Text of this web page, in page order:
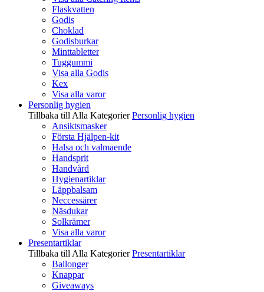
Flaskvatten
Godis
Choklad
Godisburkar
Minttabletter
Tuggummi
Visa alla Godis
Kex
Visa alla varor
Personlig hygien
Tillbaka till Alla Kategorier Personlig hygien
Ansiktsmasker
Första Hjälpen-kit
Halsa och valmaende
Handsprit
Handvård
Hygienartiklar
Läppbalsam
Neccessärer
Näsdukar
Solkrämer
Visa alla varor
Presentartiklar
Tillbaka till Alla Kategorier Presentartiklar
Ballonger
Knappar
Giveaways